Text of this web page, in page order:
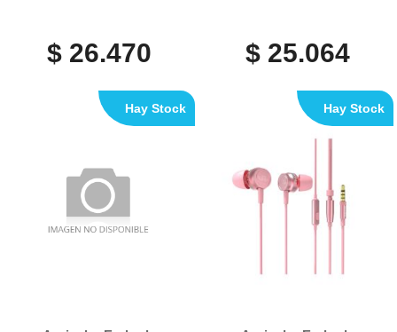
$ 26.470 $ 25.064
Hay Stock Hay Stock